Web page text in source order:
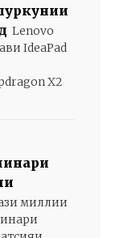
Lenovo
IdeaPad
X2
миллии